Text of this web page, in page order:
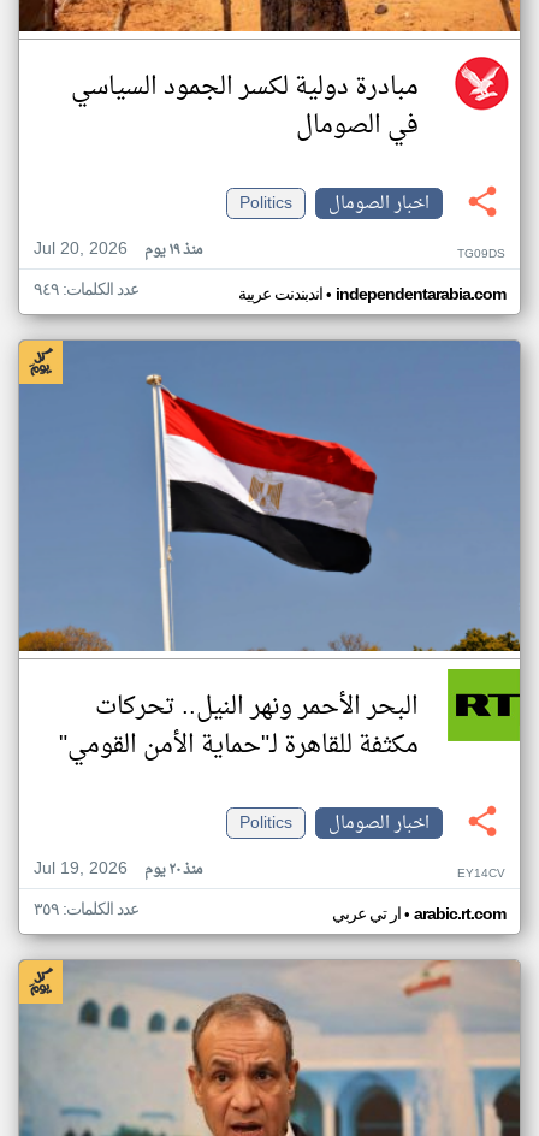
مبادرة دولية لكسر الجمود السياسي
في الصومال
اخبار الصومال
Politics
Jul 20, 2026
منذ ١٩ يوم TG09DS
اندبندنت عربية• independentarabia.com عدد الكلمات: ٩٤٩
البحر الأحمر ونهر النيل.. تحركات
مكثفة للقاهرة لـ"حماية الأمن القومي"
اخبار الصومال
Politics
Jul 19, 2026
منذ ٢٠ يوم EY14CV
ار تي عربي• arabic.rt.com عدد الكلمات: ٣٥٩